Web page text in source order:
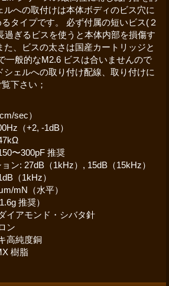
ルへの取付けは本体ボディのビス穴に
タイプです。 必ず付属の短いビス(２
過ぎるビスを使うと本体内部を損傷す
た、ビスの太さは国産カートリッジと
一般的なM2.6 ビスは合いませんので
シェルへの取り付け配線、取り付けに
下さい；
sec）
（+2, -1dB）
〜300pF 推奨
ン: 27dB（1kHz）, 15dB（15kHz）
（1kHz）
mN（水平）
推奨）
イアモンド・シバタ針
ン
高純度銅
樹脂